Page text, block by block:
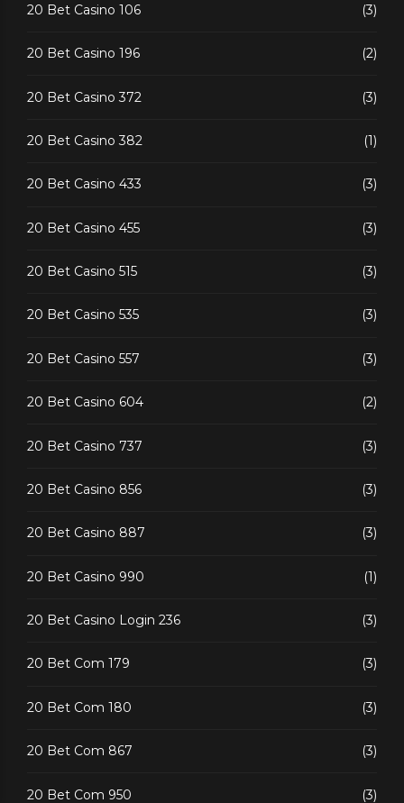
20 Bet Casino 106 (3)
20 Bet Casino 196 (2)
20 Bet Casino 372 (3)
20 Bet Casino 382 (1)
20 Bet Casino 433 (3)
20 Bet Casino 455 (3)
20 Bet Casino 515 (3)
20 Bet Casino 535 (3)
20 Bet Casino 557 (3)
20 Bet Casino 604 (2)
20 Bet Casino 737 (3)
20 Bet Casino 856 (3)
20 Bet Casino 887 (3)
20 Bet Casino 990 (1)
20 Bet Casino Login 236 (3)
20 Bet Com 179 (3)
20 Bet Com 180 (3)
20 Bet Com 867 (3)
20 Bet Com 950 (3)